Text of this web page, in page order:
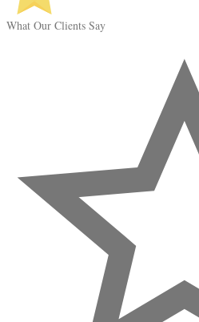
What Our Clients Say